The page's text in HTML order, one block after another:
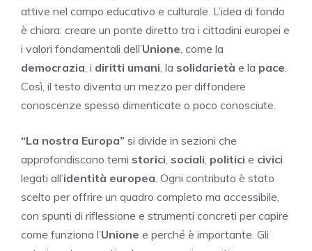
attive nel campo educativo e culturale. L’idea di fondo
è chiara: creare un ponte diretto tra i cittadini europei e
i valori fondamentali dell’Unione , come la
democrazia , i diritti umani , la solidarietà e la pace
Così, il testo diventa un mezzo per diffondere
conoscenze spesso dimenticate o poco conosciute.
“La nostra Europa” si divide in sezioni che
approfondiscono temi storici sociali politici e civici
legati all’identità europea . Ogni contributo è stato
scelto per offrire un quadro completo ma accessibile,
con spunti di riflessione e strumenti concreti per capire
come funziona l’Unione e perché è importante. Gli